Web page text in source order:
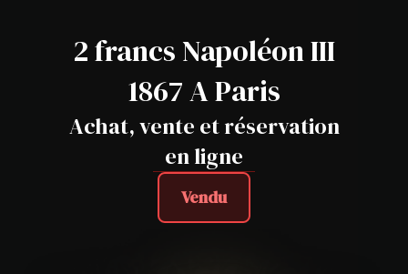
2 francs Napoléon III
1867 A Paris
Achat, vente et réservation
en ligne
Vendu